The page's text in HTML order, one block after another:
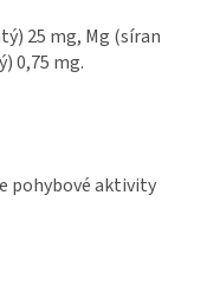
25 mg, Mg (síran
0,75 mg.
pohybové aktivity